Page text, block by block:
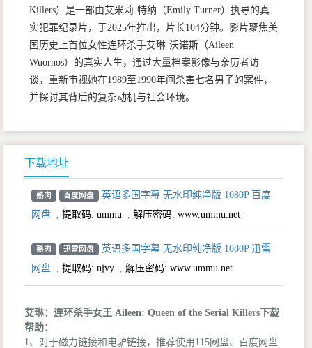
Killers）是一部由艾米莉·特纳（Emily Turner）执导的真
实犯罪纪录片，于2025年推出，片长104分钟。影片聚焦美
国历史上首位女性连环杀手艾琳·沃诺斯（Aileen
Wuornos）的真实人生，通过大量档案影像与亲历者访
谈，重新审视她在1989至1990年间杀害七名男子的案件，
并探讨其背后的复杂动机与社会环境。
下载地址
熟肉 百度网盘
英语多国字幕 无水印纯净版 1080P 百度
网盘
提取码: ummu 解压密码: www.ummu.net
熟肉 迅雷网盘
英语多国字幕 无水印纯净版 1080P 迅雷
网盘
提取码: njvy 解压密码: www.ummu.net
艾琳：连环杀手女王 Aileen: Queen of the Serial Killers下载
帮助：
1、对于磁力链接和电驴链接，推荐使用115网盘、百度网盘